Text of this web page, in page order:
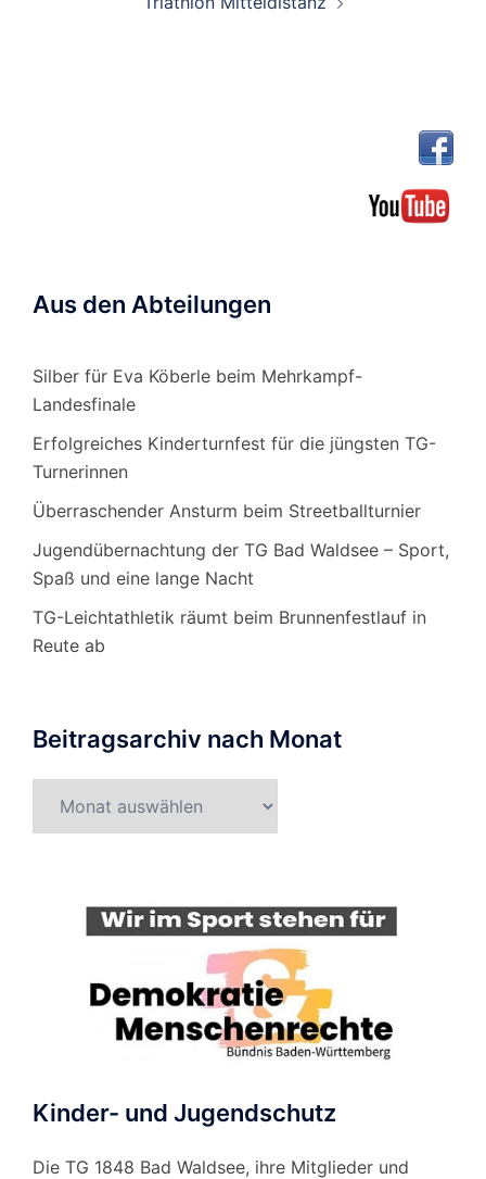
Aus den Abteilungen
Silber für Eva Köberle beim Mehrkampf-
Landesfinale
Erfolgreiches Kinderturnfest für die jüngsten TG-
Turnerinnen
Überraschender Ansturm beim Streetballturnier
Jugendübernachtung der TG Bad Waldsee – Sport,
Spaß und eine lange Nacht
TG-Leichtathletik räumt beim Brunnenfestlauf in
Reute ab
Beitragsarchiv nach Monat
Kinder- und Jugendschutz
Die TG 1848 Bad Waldsee, ihre Mitglieder und